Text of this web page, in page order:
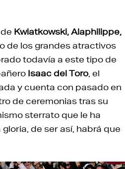
Kwiatkowski, Alaphilippe,
de los grandes atractivos
todavía a este tipo de
Isaac del Toro , el
y cuenta con pasado en
de ceremonias tras su
sterrato que le ha
de ser así, habrá que